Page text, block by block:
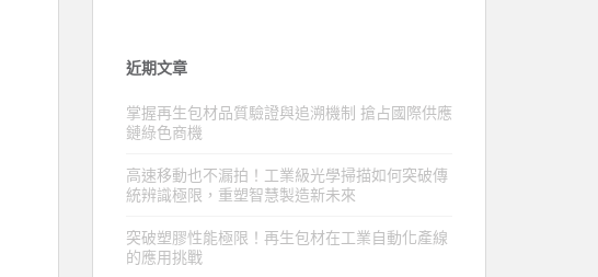
近期文章
掌握再生包材品質驗證與追溯機制 搶占國際供應
鏈綠色商機
高速移動也不漏拍！工業級光學掃描如何突破傳
統辨識極限，重塑智慧製造新未來
突破塑膠性能極限！再生包材在工業自動化產線
的應用挑戰